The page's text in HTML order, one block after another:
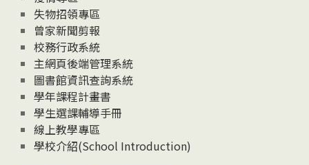
失物招領專區
曾家新聞剪報
校務行政系統
主網頁後端管理系統
圖書館資訊查詢系統
學年課程計畫書
學生選課輔導手冊
線上教學專區
學校介紹(School Introduction)